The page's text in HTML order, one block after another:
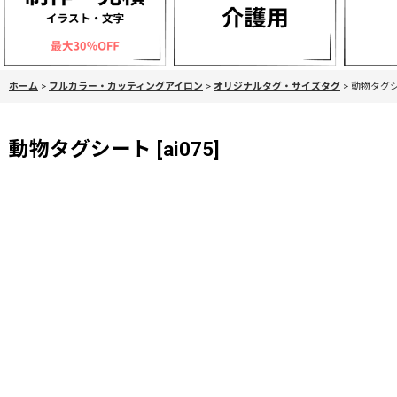
ホーム > フルカラー・カッティングアイロン > オリジナルタグ・サイズタグ > 動物タグ
動物タグシート [ai075]